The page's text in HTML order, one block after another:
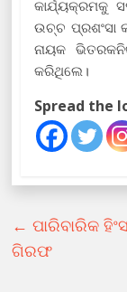
କାର୍ଯ୍ୟକ୍ରମକୁ
ଉଚ୍ଚ ପ୍ରଶଂସା
ନାୟକ
କରିଥିଲେ।
Spread the
← ପାରିବାରିକ
ଗିରଫ